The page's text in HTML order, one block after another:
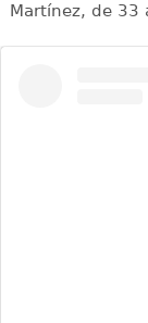
Martínez, de 33